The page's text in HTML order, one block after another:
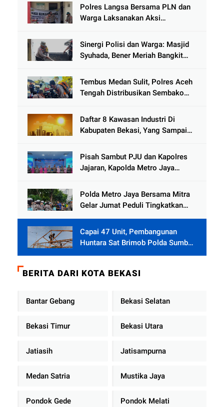
Hoaks
Polres Langsa Bersama PLN dan
Warga Laksanakan Aksi
Tamiang
Sinergi Polisi dan Warga: Masjid
Syuhada, Bener Meriah Bangkit
Tembus Medan Sulit, Polres Aceh
Tengah Distribusikan Sembako
Jamat
Daftar 8 Kawasan Industri Di
Kabupaten Bekasi, Yang Sampai
Pisah Sambut PJU dan Kapolres
Jajaran, Kapolda Metro Jaya
Diperkuat
Polda Metro Jaya Bersama Mitra
Gelar Jumat Peduli Tingkatkan
Capai 47 Unit, Pembangunan
Huntara Sat Brimob Polda Sumbar
Terus Berjalan di Pauh
BERITA DARI KOTA BEKASI
Bantar Gebang Bekasi Selatan
Bekasi Timur Bekasi Utara
Jatiasih Jatisampurna
Medan Satria Mustika Jaya
Pondok Gede Pondok Melati